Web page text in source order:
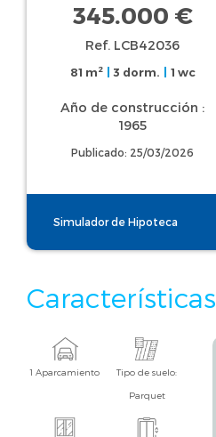
345.000 €
Ref. LCB42036
81 m2 3 dorm. 1 wc
Año de construcción :
1965
Publicado: 25/03/2026
Simulador de Hipoteca
Características
1 Aparcamiento Tipo de suelo:
Parquet